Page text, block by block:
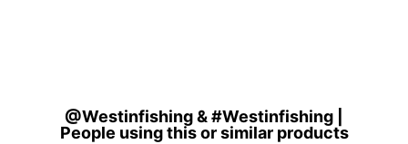
@Westinfishing & #Westinfishing |
People using this or similar products